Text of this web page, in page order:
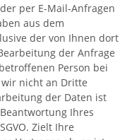
per E-Mail-Anfragen
aus dem
der von Ihnen dort
der Anfrage
Person bei
wir nicht an Dritte
der Daten ist
Ihres
Zielt Ihre